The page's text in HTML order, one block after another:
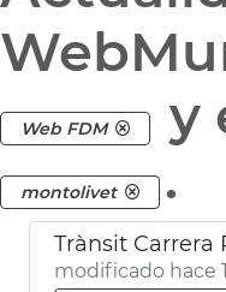
Web FDM y
montolivet .
modificado hace